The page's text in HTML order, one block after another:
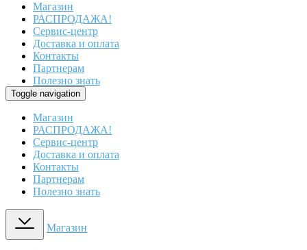
Магазин
РАСПРОДАЖА!
Сервис-центр
Доставка и оплата
Контакты
Партнерам
Полезно знать
Toggle navigation
Магазин
РАСПРОДАЖА!
Сервис-центр
Доставка и оплата
Контакты
Партнерам
Полезно знать
Магазин